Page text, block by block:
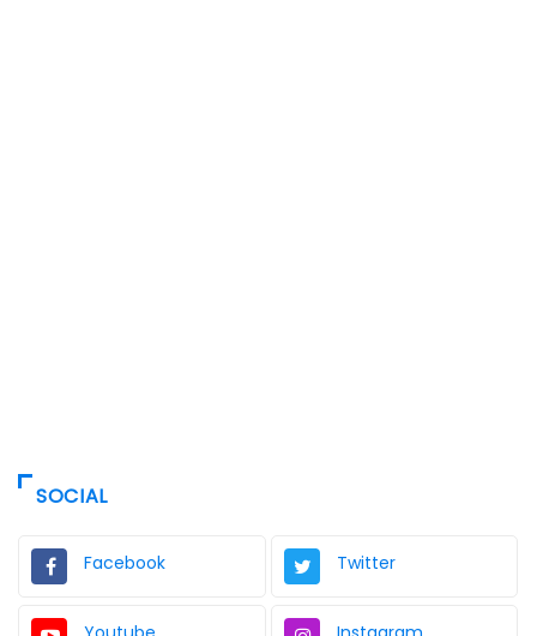
SOCIAL
Facebook Twitter